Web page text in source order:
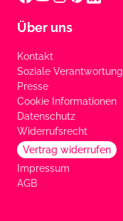
Über uns
Kontakt
Soziale Verantwortung
Presse
Cookie Informationen
Datenschutz
Widerrufsrecht
Vertrag widerrufen
Impressum
AGB